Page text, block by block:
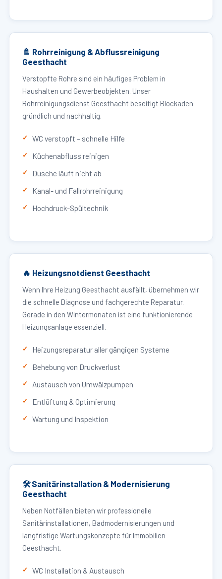
🚿 Rohrreinigung & Abflussreinigung
Geesthacht
Verstopfte Rohre sind ein häufiges Problem in
Haushalten und Gewerbeobjekten. Unser
Rohrreinigungsdienst Geesthacht beseitigt Blockaden
gründlich und nachhaltig.
WC verstopft – schnelle Hilfe
Küchenabfluss reinigen
Dusche läuft nicht ab
Kanal- und Fallrohrreinigung
Hochdruck-Spültechnik
🔥 Heizungsnotdienst Geesthacht
Wenn Ihre Heizung Geesthacht ausfällt, übernehmen wir
die schnelle Diagnose und fachgerechte Reparatur.
Gerade in den Wintermonaten ist eine funktionierende
Heizungsanlage essenziell.
Heizungsreparatur aller gängigen Systeme
Behebung von Druckverlust
Austausch von Umwälzpumpen
Entlüftung & Optimierung
Wartung und Inspektion
🛠 Sanitärinstallation & Modernisierung
Geesthacht
Neben Notfällen bieten wir professionelle
Sanitärinstallationen, Badmodernisierungen und
langfristige Wartungskonzepte für Immobilien
Geesthacht.
WC Installation & Austausch